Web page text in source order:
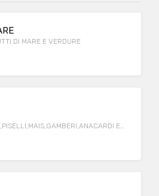
DI MARE E VERDURE
E